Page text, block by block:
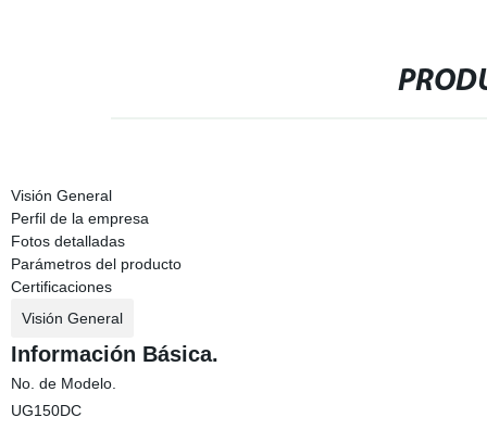
Visión General
Perfil de la empresa
Fotos detalladas
Parámetros del producto
Certificaciones
Visión General
Información Básica.
No. de Modelo.
UG150DC